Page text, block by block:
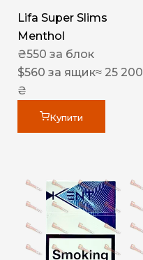
Lifa Super Slims
Menthol
₴550 за блок
$560 за ящик≈ 25 200
₴
Купити